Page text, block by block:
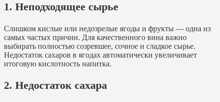
1. Неподходящее сырье
Слишком кислые или недозрелые ягоды и фрукты — одна из
самых частых причин. Для качественного вина важно
выбирать полностью созревшее, сочное и сладкое сырье.
Недостаток сахаров в ягодах автоматически увеличивает
итоговую кислотность напитка.
2. Недостаток сахара